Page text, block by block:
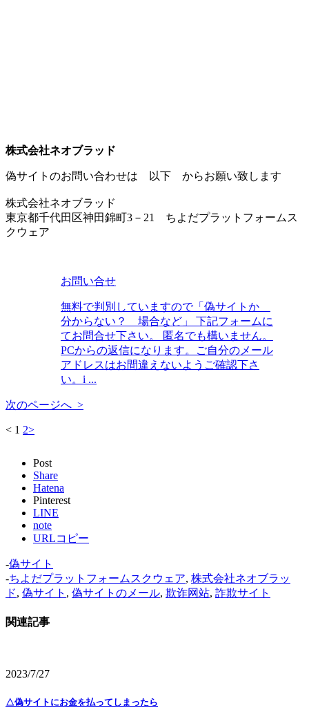
株式会社ネオブラッド
偽サイトのお問い合わせは 以下 からお願い致します
株式会社ネオブラッド
東京都千代田区神田錦町3－21 ちよだプラットフォームス
クウェア
お問い合せ
無料で判別していますので「偽サイトか
分からない？ 場合など」 下記フォームに
てお問合せ下さい。 匿名でも構いません。
PCからの返信になります。ご自分のメール
アドレスはお間違えないようご確認下さ
い。i ...
次のページへ >
< 1 2>
Post
Share
Hatena
Pinterest
LINE
note
URLコピー
-偽サイト
-ちよだプラットフォームスクウェア, 株式会社ネオブラッ
ド, 偽サイト , 偽サイトのメール, 欺诈网站, 詐欺サイト
関連記事
2023/7/27
△偽サイトにお金を払ってしまったら